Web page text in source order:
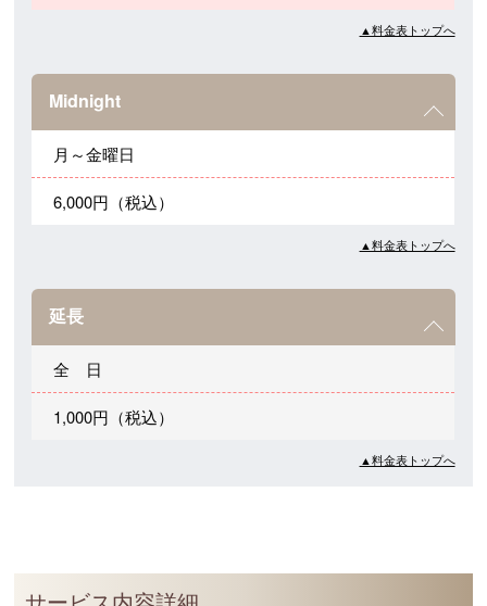
▲料金表トップへ
Midnight
月～金曜日
6,000円（税込）
▲料金表トップへ
延長
全 日
1,000円（税込）
▲料金表トップへ